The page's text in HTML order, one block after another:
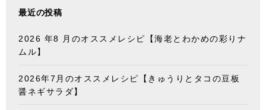
最近の投稿
2026 年8 月のオススメレシピ【海老とわかめの彩りナ
ムル】
2026年7月のオススメレシピ【きゅうりとタコの豆板
醤ネギサラダ】